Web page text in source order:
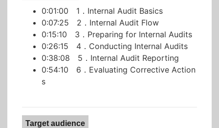
0:01:00 1．Internal Audit Basics
0:07:25 2．Internal Audit Flow
0:15:10 3．Preparing for Internal Audits
0:26:15 4．Conducting Internal Audits
0:38:08 5．Internal Audit Reporting
0:54:10 6．Evaluating Corrective Action
s
Target audience